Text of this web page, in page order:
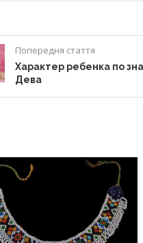
Попередня стаття
Характер ребенка по
Дева